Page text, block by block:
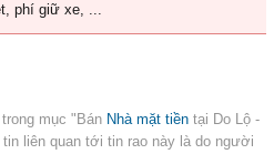
phí giữ xe, ...
mục "Bán Nhà mặt tiền tại Do Lộ -
liên quan tới tin rao này là do người